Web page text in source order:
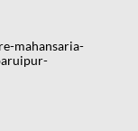
mahansaria-